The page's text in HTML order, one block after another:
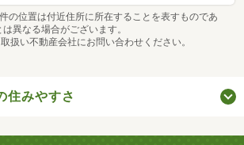
の位置は付近住所に所在することを表すものであ
異なる場合がございます。
扱い不動産会社にお問い合わせください。
住みやすさ